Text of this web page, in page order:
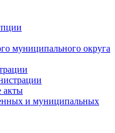
муниципального округа
акты
и муниципальных